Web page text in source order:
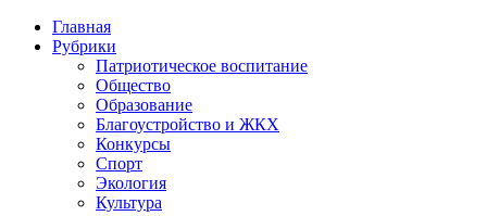
Главная
Рубрики
Патриотическое воспитание
Общество
Образование
Благоустройство и ЖКХ
Конкурсы
Спорт
Экология
Культура